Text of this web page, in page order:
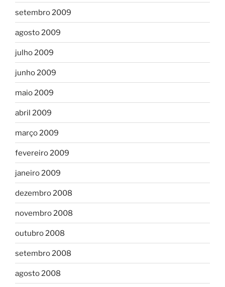
setembro 2009
agosto 2009
julho 2009
junho 2009
maio 2009
abril 2009
março 2009
fevereiro 2009
janeiro 2009
dezembro 2008
novembro 2008
outubro 2008
setembro 2008
agosto 2008